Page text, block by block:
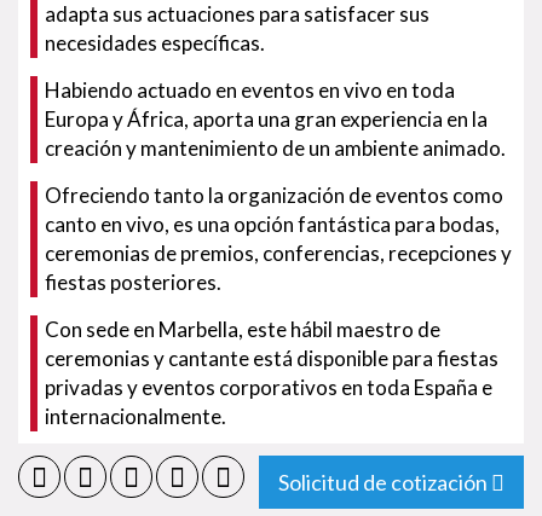
adapta sus actuaciones para satisfacer sus
necesidades específicas.
Habiendo actuado en eventos en vivo en toda
Europa y África, aporta una gran experiencia en la
creación y mantenimiento de un ambiente animado.
Ofreciendo tanto la organización de eventos como
canto en vivo, es una opción fantástica para bodas,
ceremonias de premios, conferencias, recepciones y
fiestas posteriores.
Con sede en Marbella, este hábil maestro de
ceremonias y cantante está disponible para fiestas
privadas y eventos corporativos en toda España e
internacionalmente.
Solicitud de cotización